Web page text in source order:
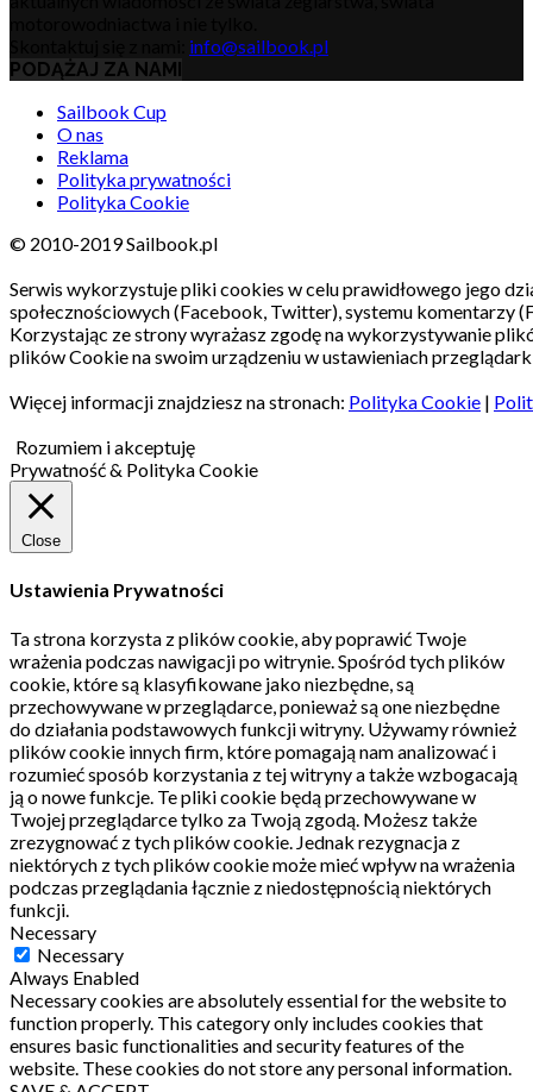
info@sailbook.pl
PODĄŻAJ ZA NAMI
Sailbook Cup
O nas
Reklama
Polityka prywatności
Polityka Cookie
© 2010-2019 Sailbook.pl
Serwis wykorzystuje pliki cookies w celu prawidłowego jego
społecznościowych (Facebook, Twitter), systemu komentarzy
Korzystając ze strony wyrażasz zgodę na wykorzystywanie
plików Cookie na swoim urządzeniu w ustawieniach
Więcej informacji znajdziesz na stronach: Polityka Cookie |
Rozumiem i akceptuję
Prywatność & Polityka Cookie
Close
Ustawienia Prywatności
Ta strona korzysta z plików cookie, aby poprawić Twoje
wrażenia podczas nawigacji po witrynie. Spośród tych plików
cookie, które są klasyfikowane jako niezbędne, są
przechowywane w przeglądarce, ponieważ są one niezbędne
do działania podstawowych funkcji witryny. Używamy również
plików cookie innych firm, które pomagają nam analizować i
rozumieć sposób korzystania z tej witryny a także wzbogacają
ją o nowe funkcje. Te pliki cookie będą przechowywane w
Twojej przeglądarce tylko za Twoją zgodą. Możesz także
zrezygnować z tych plików cookie. Jednak rezygnacja z
niektórych z tych plików cookie może mieć wpływ na wrażenia
podczas przeglądania łącznie z niedostępnością niektórych
funkcji.
Necessary
Necessary
Always Enabled
Necessary cookies are absolutely essential for the website to
function properly. This category only includes cookies that
ensures basic functionalities and security features of the
website. These cookies do not store any personal information.